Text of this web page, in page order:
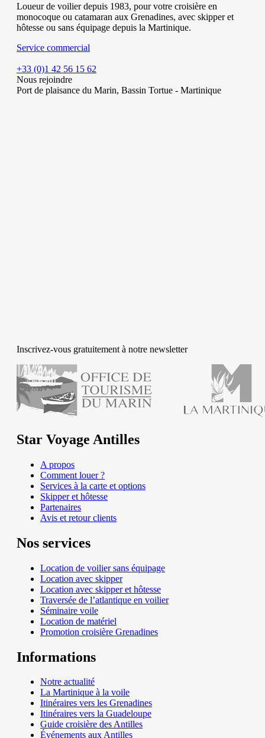
Loueur de voilier depuis 1983, pour votre croisière en
monocoque ou catamaran aux Grenadines, avec skipper et
hôtesse ou sans équipage depuis la Martinique.
Service commercial
+33 (0)1 42 56 15 62
Nous rejoindre
Port de plaisance du Marin, Bassin Tortue - Martinique
Inscrivez-vous gratuitement à notre newsletter
Star Voyage Antilles
A propos
Comment louer ?
Services à la carte et options
Skipper et hôtesse
Partenaires
Avis et retour clients
Nos services
Location de voilier sans équipage
Location avec skipper
Location avec skipper et hôtesse
Traversée de l’atlantique en voilier
Séminaire voile
Location de matériel
Promotion croisière Grenadines
Informations
Notre actualité
La Martinique à la voile
Itinéraires vers les Grenadines
Itinéraires vers la Guadeloupe
Guide croisière des Antilles
Événements aux Antilles